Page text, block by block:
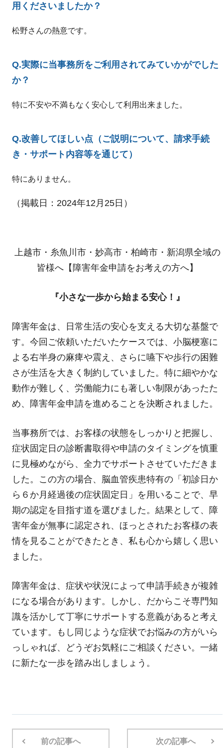
用くださいましたか？
松野さんの熱意です。
Q.実際に当事務所をご利用されてみていかがでした
か？
特に不安や不満もなく安心して利用出来ました。
Q.改善してほしい点（ご説明について、請求手続
き・サポート内容等を通じて）
特にありません。
（掲載日：2024年12月25日）
上越市・糸魚川市・妙高市・柏崎市・新潟県全域の
皆様へ【障害年金申請をお考えの方へ】
『小さな一歩から始まる安心！』
障害年金は、日常生活の安心を支える大切な基盤で
す。今回ご依頼いただいたケースでは、小脳梗塞に
よる右半身の麻痺や震え、さらに嚥下や歩行の困難
さが生活を大きく制約していました。特に細やかな
動作が難しく、労働能力にも著しい制限があったた
め、障害年金申請を進めることを決断されました。
当事務所では、お客様の状態をしっかりと把握し、
症状固定日の診断書取得や申請のタイミングを慎重
に見極めながら、全力でサポートさせていただきま
した。この方の場合、脳血管疾患特有の「初診日か
ら６か月経過後の症状固定日」を用いることで、早
期の認定を目指す道を選びました。結果として、障
害年金が無事に認定され、ほっとされたお客様の表
情を見ることができたとき、私も心から嬉しく思い
ました。
障害年金は、症状や状況によって申請手続きが複雑
になる場合があります。しかし、だからこそ専門知
識を活かして丁寧にサポートする意義があると考え
ています。もし同じような症状でお悩みの方がいら
っしゃれば、どうぞお気軽にご相談ください。一緒
に新たな一歩を踏み出しましょう。
前の記事へ 次の記事へ